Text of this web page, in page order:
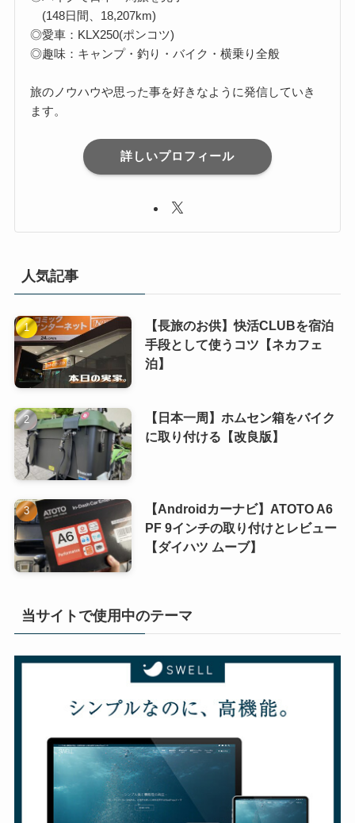
(148日間、18,207km)
◎愛車：KLX250(ポンコツ)
◎趣味：キャンプ・釣り・バイク・横乗り全般
旅のノウハウや思った事を好きなように発信していき
ます。
詳しいプロフィール
人気記事
【長旅のお供】快活CLUBを宿泊
手段として使うコツ【ネカフェ
泊】
【日本一周】ホムセン箱をバイク
に取り付ける【改良版】
【Androidカーナビ】ATOTO A6
PF 9インチの取り付けとレビュー
【ダイハツ ムーブ】
当サイトで使用中のテーマ